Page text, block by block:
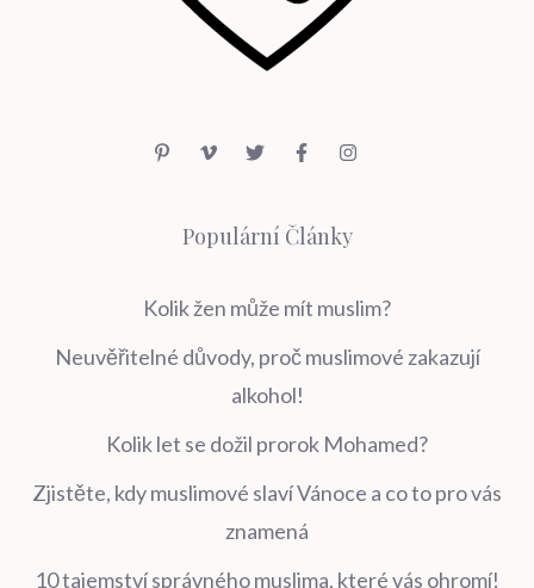
Populární Články
Kolik žen může mít muslim?
Neuvěřitelné důvody, proč muslimové zakazují
alkohol!
Kolik let se dožil prorok Mohamed?
Zjistěte, kdy muslimové slaví Vánoce a co to pro vás
znamená
10 tajemství správného muslima, které vás ohromí!